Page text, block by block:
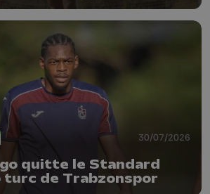
30/07/2026
quitte le Standard
turc de Trabzonspor